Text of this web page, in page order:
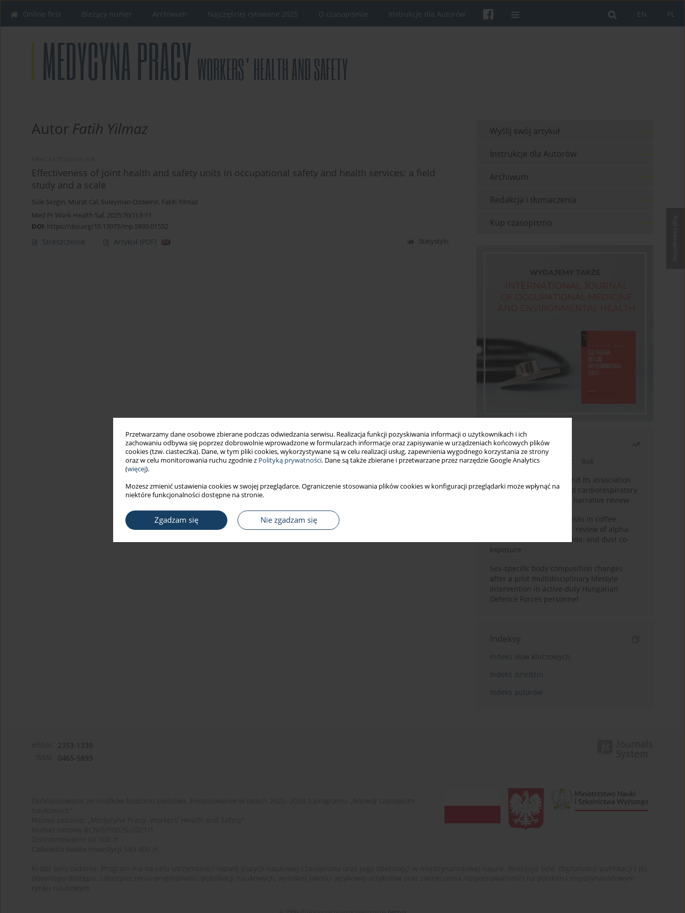
Przetwarzamy dane osobowe zbierane podczas odwiedzania serwisu. Realizacja funkcji pozyskiwania informacji o użytkownikach i ich
zachowaniu odbywa się poprzez dobrowolnie wprowadzone w formularzach informacje oraz zapisywanie w urządzeniach końcowych plików
cookies (tzw. ciasteczka). Dane, w tym pliki cookies, wykorzystywane są w celu realizacji usług, zapewnienia wygodnego korzystania ze strony
oraz w celu monitorowania ruchu zgodnie z Polityką prywatności. Dane są także zbierane i przetwarzane przez narzędzie Google Analytics
(więcej).
Możesz zmienić ustawienia cookies w swojej przeglądarce. Ograniczenie stosowania plików cookies w konfiguracji przeglądarki może wpłynąć na
niektóre funkcjonalności dostępne na stronie.
Zgadzam się Nie zgadzam się
PL
EN
Online first Bieżący numer Archiwum Najczęściej cytowane 2025 O czasopiśmie Instrukcje dla Autorów
Autor Fatih Yilmaz
Effectiveness of joint health and safety units in occupational safety and health services: a field
study and a scale
Sule Sezgin, Murat Cal, Suleyman Ozdemir, Fatih Yilmaz
Med Pr Work Health Saf. 2025;76(1):3-11
DOI: https://doi.org/10.13075/mp.5893.01552
Streszczenie Artykuł (PDF) Statystyki
Wyślij swój artykuł
Instrukcje dla Autorów
Archiwum
Redakcja i tłumaczenia
Kup czasopismo
Najczęściej czytane
Bieżący numer Miesiąc
Rok
Occupational burnout and its association
with physical activity and cardiorespiratory
fitness among nurses: a narrative review
Synergistic respiratory risks in coffee
processing: a systematic review of alpha-
diketone, carbon monoxide, and dust co-
exposure
Sex-specific body composition changes
after a pilot multidisciplinary lifestyle
intervention in active-duty Hungarian
Defence Forces personnel
Indeksy
Indeks słów kluczowych
Indeks dziedzin
Indeks autorów
2353-1339
0465-5893